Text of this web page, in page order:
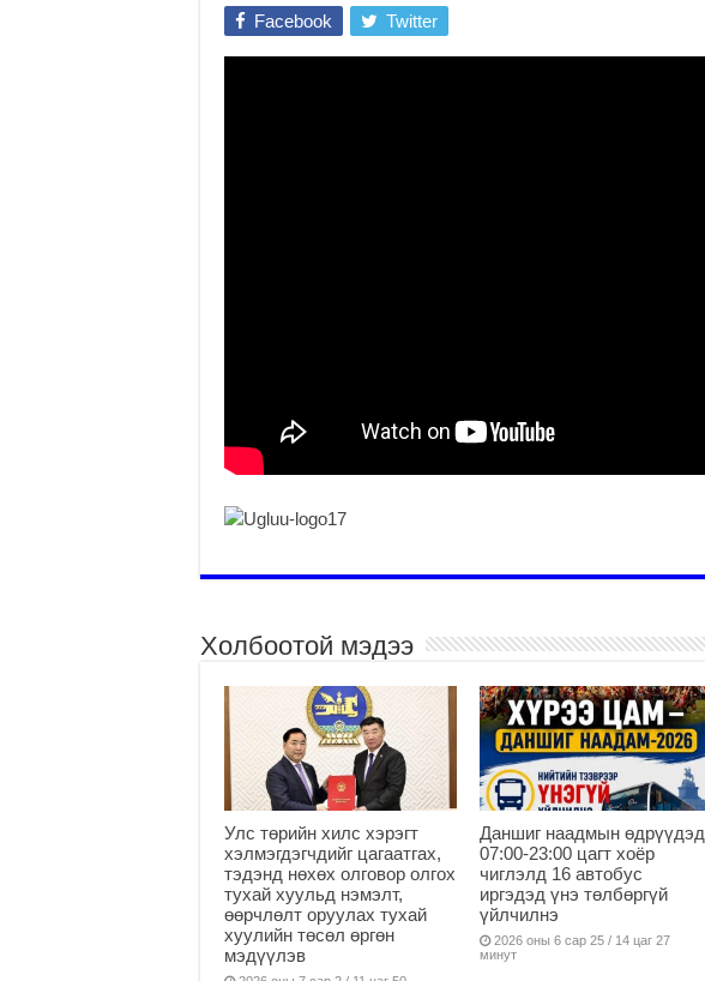
Facebook Twitter
Холбоотой мэдээ
Улс төрийн хилс хэрэгт
хэлмэгдэгчдийг цагаатгах,
тэдэнд нөхөх олговор олгох
тухай хуульд нэмэлт,
өөрчлөлт оруулах тухай
хуулийн төсөл өргөн
мэдүүлэв
Даншиг наадмын өдрүүдэд
07:00-23:00 цагт хоёр
чиглэлд 16 автобус
иргэдэд үнэ төлбөргүй
үйлчилнэ
2026 оны 6 сар 25 / 14 цаг 27
минут